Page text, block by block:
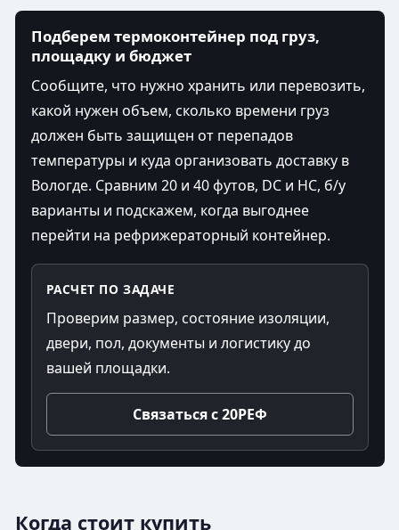
Подберем термоконтейнер под груз,
площадку и бюджет
Сообщите, что нужно хранить или перевозить,
какой нужен объем, сколько времени груз
должен быть защищен от перепадов
температуры и куда организовать доставку в
Вологде. Сравним 20 и 40 футов, DC и HC, б/у
варианты и подскажем, когда выгоднее
перейти на рефрижераторный контейнер.
РАСЧЕТ ПО ЗАДАЧЕ
Проверим размер, состояние изоляции,
двери, пол, документы и логистику до
вашей площадки.
Связаться с 20РЕФ
Когда стоит купить